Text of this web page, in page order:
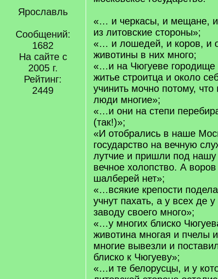
Ярославль
Сообщений:
1682
На сайте с
2005 г.
Рейтинг:
2449
«… и черкасы, и мещане,
из литовские стороны»;
«… и лошедей, и коров, и
животины в них много;
«…и на Чюгуеве городище
житье строитца и около
учинить мочно потому,
люди многие»;
«…и они на степи
(так!)»;
«И отобрались в наше
государство на вечную
лутчие и пришли под нашу
вечное холопство. А
шалберей нет»;
«…всякие крепости
учнут пахать, а у всех де
заводу своего много»;
«…у многих блиско
животина многая и пчелы
многие вывезли и
блиско к Чюгуеву»;
«…и те белорусцы, и у